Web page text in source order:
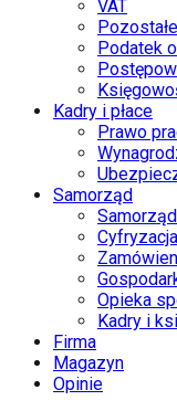
VAT
Podatek
Kadry i płace
Prawo
Samorząd
Opieka
Kadry i
Firma
Magazyn
Opinie